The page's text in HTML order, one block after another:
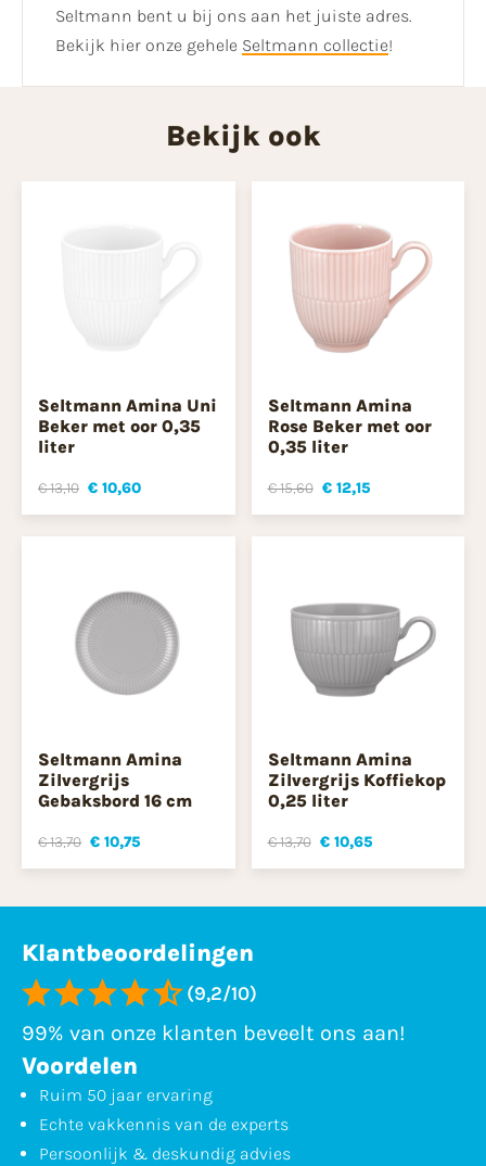
Seltmann bent u bij ons aan het juiste adres.
Bekijk hier onze gehele Seltmann collectie!
Bekijk ook
Seltmann Amina Uni
Beker met oor 0,35
liter
€ 13,10 € 10,60
Seltmann Amina
Rose Beker met oor
0,35 liter
€ 15,60 € 12,15
Seltmann Amina
Zilvergrijs
Gebaksbord 16 cm
€ 13,70 € 10,75
Seltmann Amina
Zilvergrijs Koffiekop
0,25 liter
€ 13,70 € 10,65
Klantbeoordelingen
(9,2/10)
99% van onze klanten beveelt ons aan!
Voordelen
Ruim 50 jaar ervaring
Echte vakkennis van de experts
Persoonlijk & deskundig advies